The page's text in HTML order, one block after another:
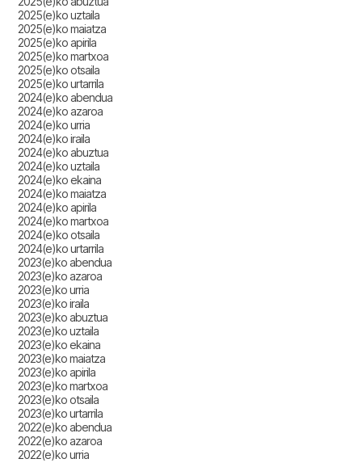
2025(e)ko uztaila
2025(e)ko maiatza
2025(e)ko apirila
2025(e)ko martxoa
2025(e)ko otsaila
2025(e)ko urtarrila
2024(e)ko abendua
2024(e)ko azaroa
2024(e)ko urria
2024(e)ko iraila
2024(e)ko abuztua
2024(e)ko uztaila
2024(e)ko ekaina
2024(e)ko maiatza
2024(e)ko apirila
2024(e)ko martxoa
2024(e)ko otsaila
2024(e)ko urtarrila
2023(e)ko abendua
2023(e)ko azaroa
2023(e)ko urria
2023(e)ko iraila
2023(e)ko abuztua
2023(e)ko uztaila
2023(e)ko ekaina
2023(e)ko maiatza
2023(e)ko apirila
2023(e)ko martxoa
2023(e)ko otsaila
2023(e)ko urtarrila
2022(e)ko abendua
2022(e)ko azaroa
2022(e)ko urria